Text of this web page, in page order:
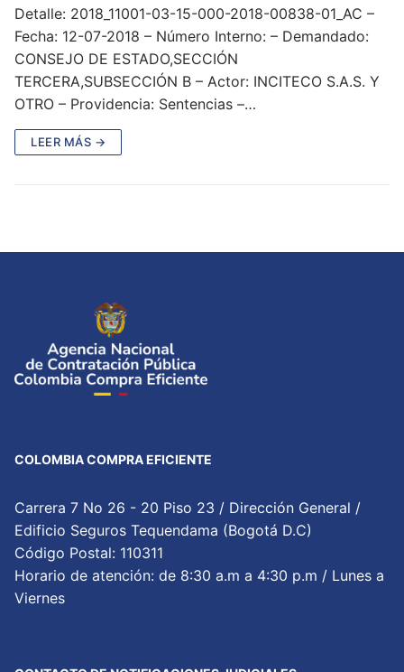
Detalle: 2018_11001-03-15-000-2018-00838-01_AC –
Fecha: 12-07-2018 – Número Interno: – Demandado:
CONSEJO DE ESTADO,SECCIÓN
TERCERA,SUBSECCIÓN B – Actor: INCITECO S.A.S. Y
OTRO – Providencia: Sentencias –…
LEER MÁS →
COLOMBIA COMPRA EFICIENTE
Carrera 7 No 26 - 20 Piso 23 / Dirección General /
Edificio Seguros Tequendama (Bogotá D.C)
Código Postal: 110311
Horario de atención: de 8:30 a.m a 4:30 p.m / Lunes a
Viernes